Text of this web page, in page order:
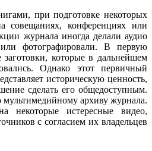
при подготовке некоторых
совещаниях, конференциях или
журнала иногда делали аудио
фотографировали. В первую
которые в дальнейшем
Однако этот первичный
историческую ценность,
сделать его общедоступным.
архиву журнала.
истересные видео,
с согласием их владельцев